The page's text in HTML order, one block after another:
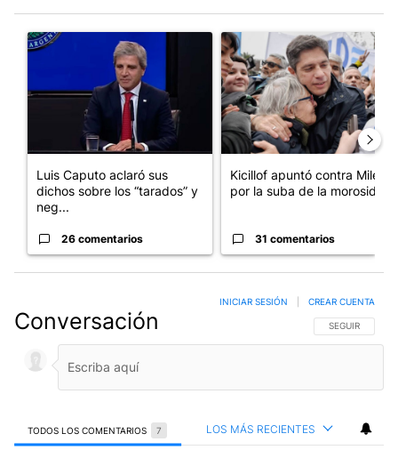
Un artículo de tendencia con el título "Luis Caputo aclaró sus
Luis Caputo aclaró sus
dichos sobre los “tarados” y
neg...
26 comentarios
Un artículo de tendencia con
Kicillof apuntó contra Milei
por la suba de la morosida...
31 comentarios
Conversación SIGA ESTA
SEGUIR
INICIAR SESIÓN CREAR CUENTA
TODOS LOS COMENTARIOS 7 LOS MÁS RECIENTES